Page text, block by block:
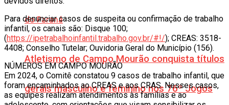
Atletismo de Campo Mourão conquista títulos
gerais masculino e feminino nos 76º Jogos
Para denunciar casos de suspeita ou confirmação de trabalho
infantil, os canais são: Disque 100;
(https://ipetrabalhoinfantil.trabalho.gov.br/#!/); CREAS: 3518-
4408; Conselho Tutelar; Ouvidoria Geral do Município (156).
NÚMEROS EM CAMPO MOURÃO
Em 2024, o Comitê constatou 9 casos de trabalho infantil, que
foram encaminhados ao CREAS e aos CRAS. Nesses casos,
as equipes realizam atendimentos às famílias e ao